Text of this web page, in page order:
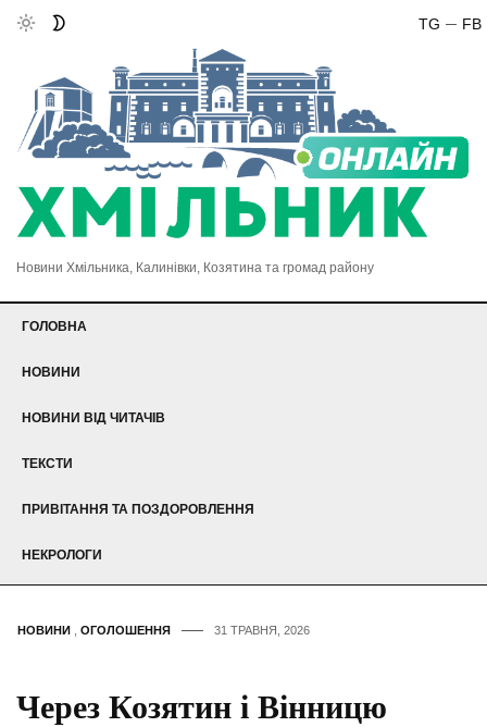
FB
TG
Новини Хмільника, Калинівки, Козятина та громад району
ГОЛОВНА
НОВИНИ
НОВИНИ ВІД ЧИТАЧІВ
ТЕКСТИ
ПРИВІТАННЯ ТА ПОЗДОРОВЛЕННЯ
НЕКРОЛОГИ
НОВИНИ ОГОЛОШЕННЯ 31 ТРАВНЯ, 2026
Через Козятин і Вінницю